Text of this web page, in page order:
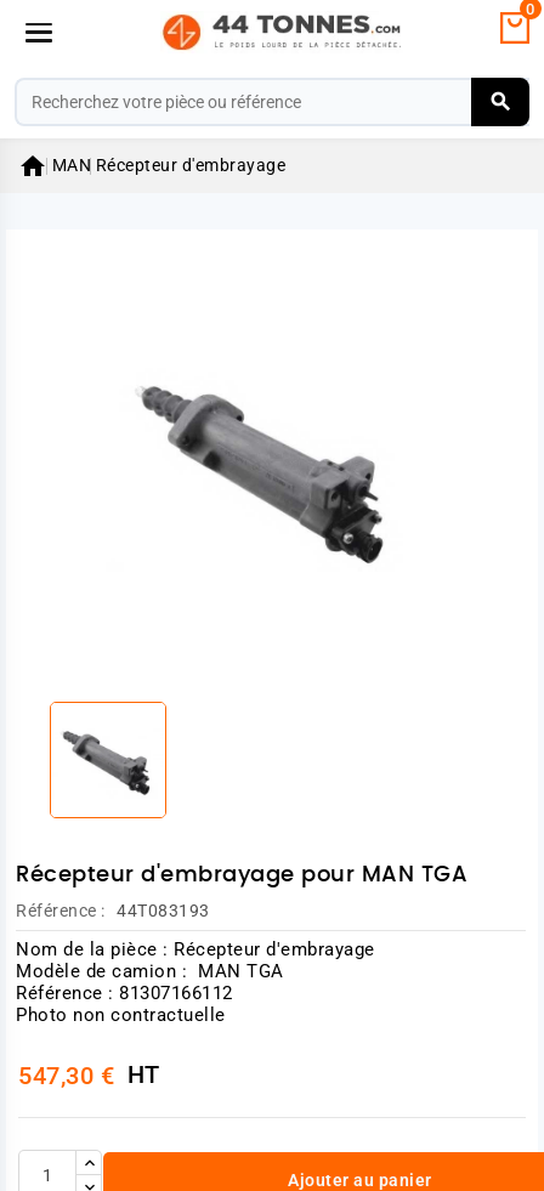
0
 MAN Récepteur d'embrayage
Récepteur d'embrayage pour MAN TGA
Référence : 44T083193
Nom de la pièce : Récepteur d'embrayage
Modèle de camion : MAN TGA
Référence : 81307166112
Photo non contractuelle
547,30 € HT
Ajouter au panier